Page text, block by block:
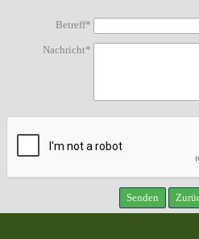
Betreff*
Nachricht*